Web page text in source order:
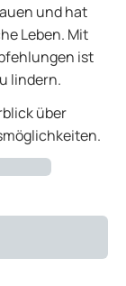
und hat
Leben. Mit
ist
lindern.
über